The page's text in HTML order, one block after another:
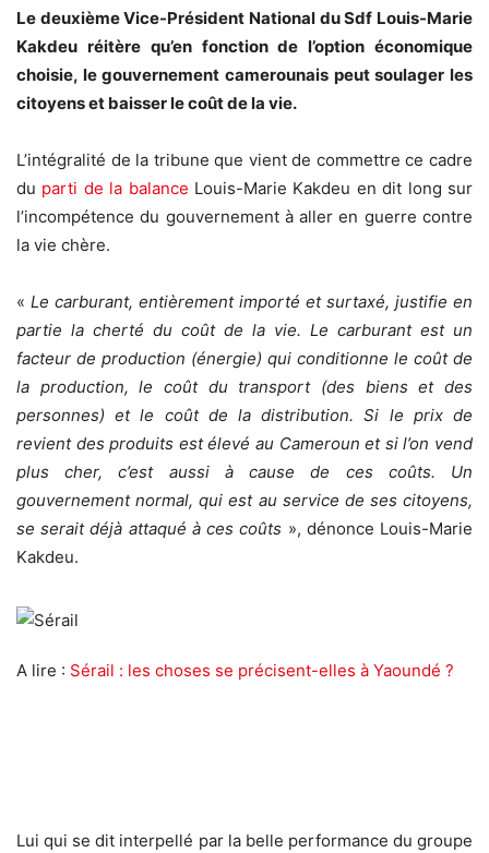
Le deuxième Vice-Président National du Sdf Louis-Marie
Kakdeu réitère qu’en fonction de l’option économique
choisie, le gouvernement camerounais peut soulager les
citoyens et baisser le coût de la vie.
L’intégralité de la tribune que vient de commettre ce cadre
du parti de la balance Louis-Marie Kakdeu en dit long sur
l’incompétence du gouvernement à aller en guerre contre
la vie chère.
« Le carburant, entièrement importé et surtaxé, justifie en
partie la cherté du coût de la vie. Le carburant est un
facteur de production (énergie) qui conditionne le coût de
la production, le coût du transport (des biens et des
personnes) et le coût de la distribution. Si le prix de
revient des produits est élevé au Cameroun et si l’on vend
plus cher, c’est aussi à cause de ces coûts. Un
gouvernement normal, qui est au service de ses citoyens,
se serait déjà attaqué à ces coûts », dénonce Louis-Marie
Kakdeu.
A lire : Sérail : les choses se précisent-elles à Yaoundé ?
Lui qui se dit interpellé par la belle performance du groupe